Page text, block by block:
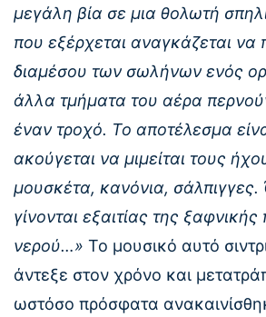
μεγάλη βία σε μια θολωτή
που εξέρχεται αναγκάζεται να
διαμέσου των σωλήνων ενός
άλλα τμήματα του αέρα
έναν τροχό. Το αποτέλεσμα
ακούγεται να μιμείται τους
μουσκέτα, κανόνια,
γίνονται εξαιτίας της
νερού…» Το μουσικό αυτό
άντεξε στον χρόνο και
ωστόσο πρόσφατα